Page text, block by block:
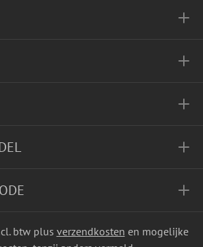
btw plus verzendkosten en mogelijke